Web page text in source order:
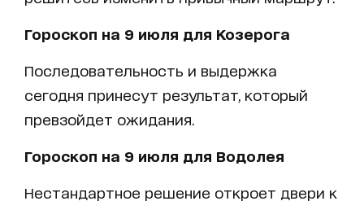
Гороскоп на 9 июля для Козерога
Последовательность и выдержка
сегодня принесут результат, который
превзойдет ожидания.
Гороскоп на 9 июля для Водолея
Нестандартное решение откроет двери к